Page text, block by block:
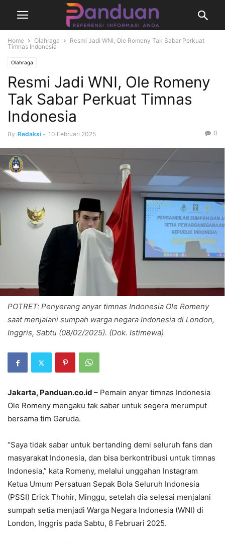
Home Olahraga
Resmi Jadi WNI, Ole Romeny Tak Sabar Perkuat
Timnas Indonesia
Olahraga
Resmi Jadi WNI, Ole Romeny
Tak Sabar Perkuat Timnas
Indonesia
By Redaksi - 10 Februari 2025 0
POTRET: Penyerang anyar timnas Indonesia Ole Romeny
saat menjalani sumpah warga negara Indonesia di London,
Inggris, Sabtu (08/02/2025). (Dok. Istimewa)
Jakarta, Panduan.co.id – Pemain anyar timnas Indonesia
Ole Romeny mengaku tak sabar untuk segera merumput
bersama tim Garuda.
“Saya tidak sabar untuk bertanding demi seluruh fans dan
masyarakat Indonesia, dan bisa berkontribusi untuk timnas
Indonesia,” kata Romeny, melalui unggahan Instagram
Ketua Umum Persatuan Sepak Bola Seluruh Indonesia
(PSSI) Erick Thohir, Minggu, setelah dia selesai menjalani
sumpah setia menjadi Warga Negara Indonesia (WNI) di
London, Inggris pada Sabtu, 8 Februari 2025.